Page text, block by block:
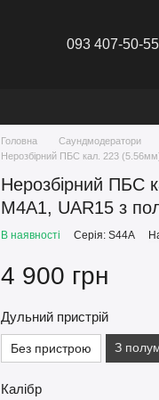
093 407-50-55
Головна Саундмодератори
Нерозбірний ПБС кал. 223
Нерозбірний ПБС
M4A1, UAR15 з
В наявності Серія: S44A
4 900 грн
Дульний пристрій
Без пристрою З
Калібр